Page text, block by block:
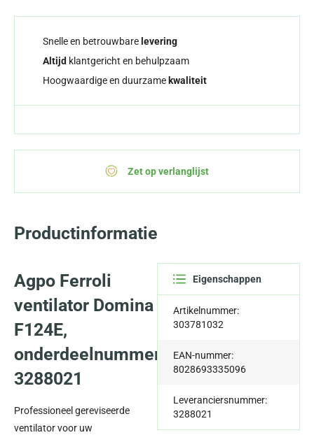
Snelle en betrouwbare levering
Altijd klantgericht en behulpzaam
Hoogwaardige en duurzame kwaliteit
Zet op verlanglijst
Productinformatie
Agpo Ferroli
ventilator Domina
F124E,
onderdeelnummer
3288021
Professioneel gereviseerde
ventilator voor uw
Eigenschappen
Artikelnummer:
303781032
EAN-nummer:
8028693335096
Leveranciersnummer:
3288021